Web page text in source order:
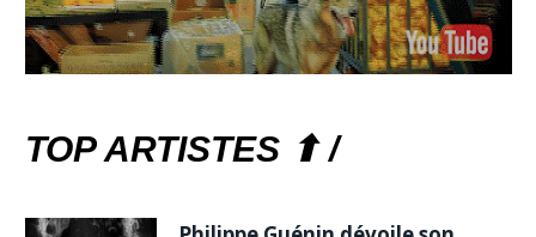
TOP ARTISTES ⬆ /